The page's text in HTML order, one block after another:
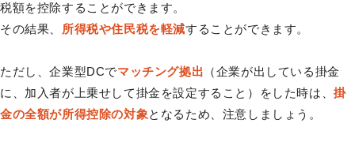
税額を控除することができます。
その結果、 所得税や住民税を軽減することができます。
ただし、企業型DCでマッチング拠出 （企業が出している掛金
に、加入者が上乗せして掛金を設定すること）をした時は、掛
金の全額が所得控除の対象となるため、注意しましょう。